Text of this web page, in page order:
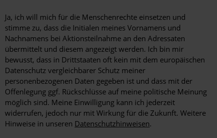
Profildaten
(Vorname,
erster
Buchstabe
des
Nachnamens)
dürfen
bei
Aktionsteilnahme
angezeigt
werden.
Ja, ich will mich für die Menschenrechte einsetzen und
stimme zu, dass die Initialen meines Vornamens und
Nachnamens bei Aktionsteilnahme an den Adressaten
übermittelt und diesem angezeigt werden. Ich bin mir
bewusst, dass in Drittstaaten oft kein mit dem europäischen
Datenschutz vergleichbarer Schutz meiner
personenbezogenen Daten gegeben ist und dass mit der
Offenlegung ggf. Rückschlüsse auf meine politische Meinung
möglich sind. Meine Einwilligung kann ich jederzeit
widerrufen, jedoch nur mit Wirkung für die Zukunft. Weitere
Hinweise in unseren Datenschutzhinweisen.